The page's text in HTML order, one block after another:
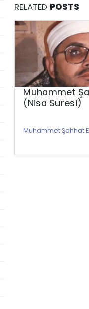
RELATED POSTS
Muhammet
(Nisa Suresi)
Muhammet Şahhat